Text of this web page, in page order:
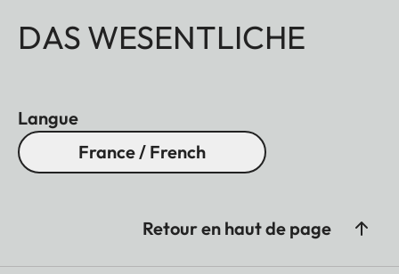
DAS WESENTLICHE
Langue
France / French
Retour en haut de page